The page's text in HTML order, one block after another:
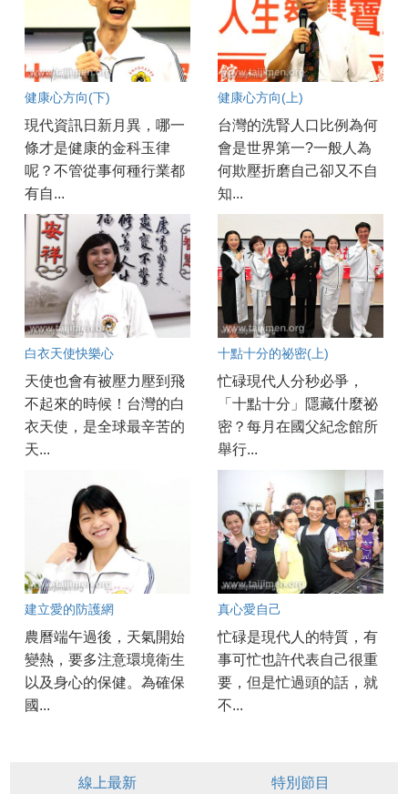
健康心方向(下)
現代資訊日新月異，哪一
條才是健康的金科玉律
呢？不管從事何種行業都
有自...
健康心方向(上)
台灣的洗腎人口比例為何
會是世界第一?一般人為
何欺壓折磨自己卻又不自
知...
白衣天使快樂心
天使也會有被壓力壓到飛
不起來的時候！台灣的白
衣天使，是全球最辛苦的
天...
十點十分的祕密(上)
忙碌現代人分秒必爭，
「十點十分」隱藏什麼祕
密？每月在國父紀念館所
舉行...
建立愛的防護網
農曆端午過後，天氣開始
變熱，要多注意環境衛生
以及身心的保健。為確保
國...
真心愛自己
忙碌是現代人的特質，有
事可忙也許代表自己很重
要，但是忙過頭的話，就
不...
線上最新 特別節目